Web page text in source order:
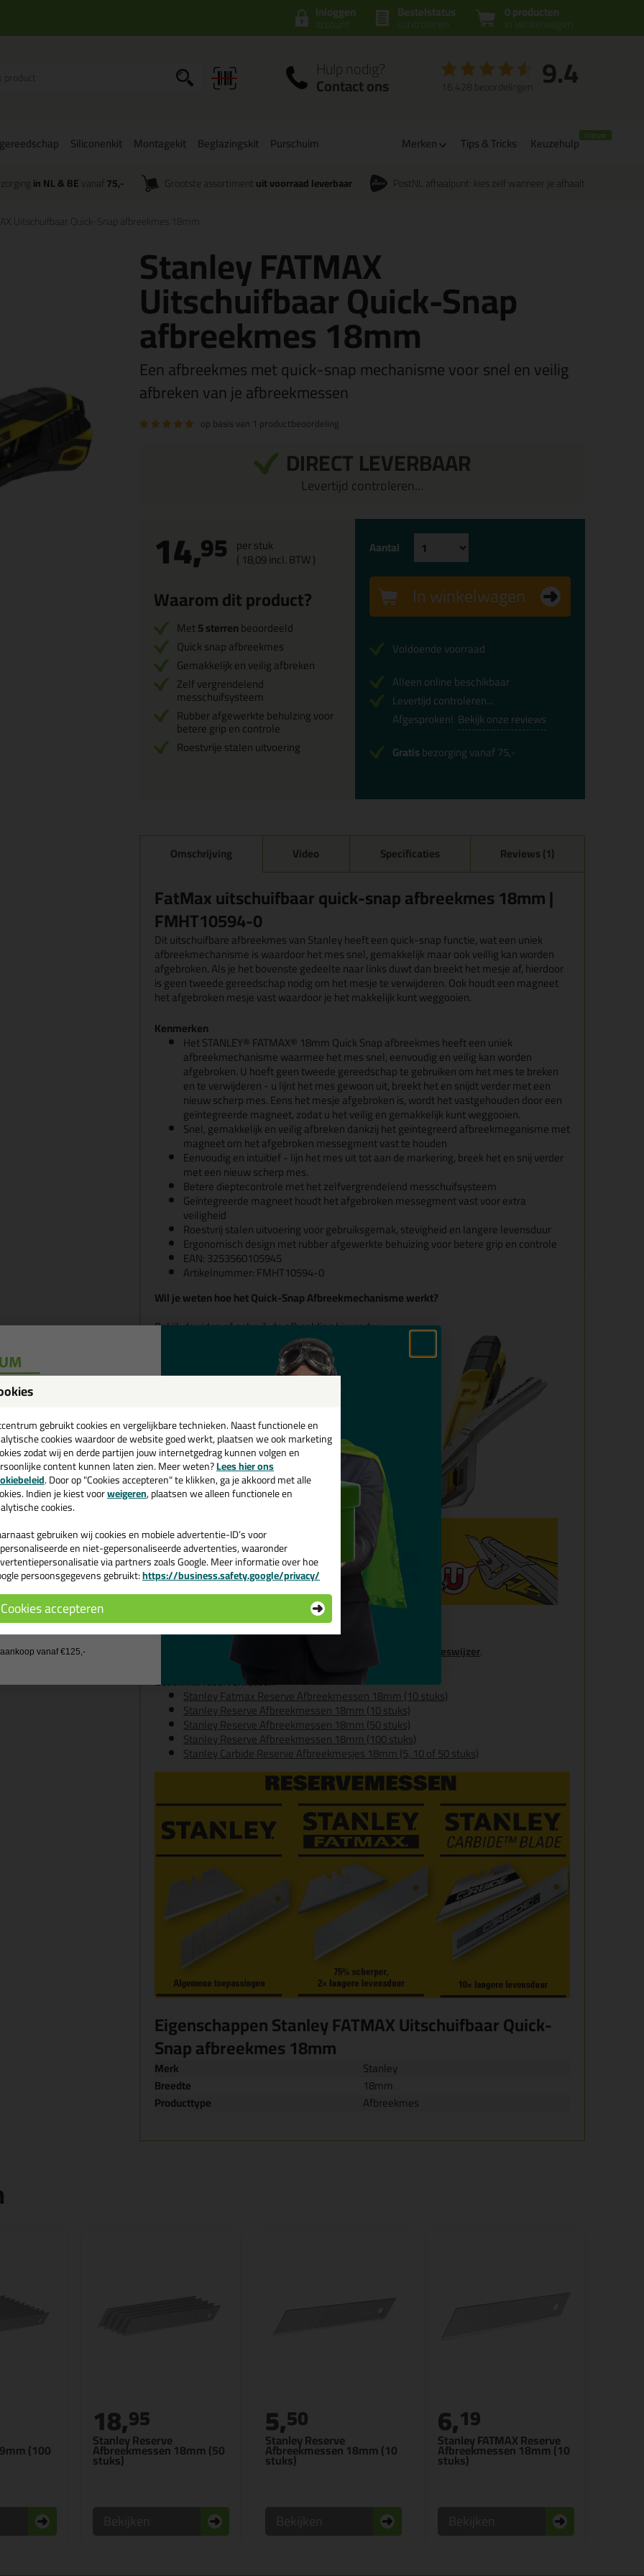
0 producten
in winkelwagen
Bestelstatus
controleren
Inloggen
account
Hulp nodig?
Contact ons 9.4
16.428 beoordelingen
Siliconenkit Montagekit Beglazingskit Purschuim Merken Tips & Tricks Keuzehulp
in NL & BEvanaf 75,- Grootste assortiment uit voorraad leverbaar PostNL afhaalpunt: kies zelf wanneer je afhaalt
Uitschuifbaar Quick-Snap afbreekmes 18mm
Stanley FATMAX
Uitschuifbaar Quick-Snap
afbreekmes 18mm
Een afbreekmes met quick-snap mechanisme voor snel en veilig
afbreken van je afbreekmessen
op basis van 1 productbeoordeling
DIRECT LEVERBAAR
Levertijd controleren...
14,95 per stuk
( 18,09incl. BTW )
Waarom dit product?
Met5 sterrenbeoordeeld
Quick snap afbreekmes
Gemakkelijk en veilig afbreken
Zelf vergrendelend
messchuifsysteem
Rubber afgewerkte behulzing voor
betere grip en controle
Roestvrije stalen uitvoering
Aantal
In winkelwagen
Voldoende voorraad
Alleen online beschikbaar
Levertijd controleren...
Afgesproken! Bekijk onze reviews
Gratisbezorging vanaf 75,-
Omschrijving Video Specificaties Reviews (1)
FatMax uitschuifbaar quick-snap afbreekmes 18mm |
FMHT10594-0
Dit uitschuifbare afbreekmes van Stanley heeft een quick-snap functie, wat een uniek
afbreekmechanisme is waardoor het mes snel, gemakkelijk maar ook veillig kan worden
afgebroken. Als je het bovenste gedeelte naar links duwt dan breekt het mesje af, hierdoor
is geen tweede gereedschap nodig om het mesje te verwijderen. Ook houdt een magneet
het afgebroken mesje vast waardoor je het makkelijk kunt weggooien.
Kenmerken
Het STANLEY® FATMAX® 18mm Quick Snap afbreekmes heeft een uniek
afbreekmechanisme waarmee het mes snel, eenvoudig en veilig kan worden
afgebroken. U hoeft geen tweede gereedschap te gebruiken om het mes te breken
en te verwijderen - u lijnt het mes gewoon uit, breekt het en snijdt verder met een
nieuw scherp mes. Eens het mesje afgebroken is, wordt het vastgehouden door een
geïntegreerde magneet, zodat u het veilig en gemakkelijk kunt weggooien.
Snel, gemakkelijk en veilig afbreken dankzij het geïntegreerd afbreekmeganisme met
magneet om het afgebroken messegment vast te houden
Eenvoudig en intuïtief - lijn het mes uit tot aan de markering, breek het en snij verder
met een nieuw scherp mes.
Betere dieptecontrole met het zelfvergrendelend messchuifsysteem
Geïntegreerde magneet houdt het afgebroken messegment vast voor extra
veiligheid
Roestvrij stalen uitvoering voor gebruiksgemak, stevigheid en langere levensduur
Ergonomisch design met rubber afgewerkte behuizing voor betere grip en controle
EAN: 3253560105945
Artikelnummer: FMHT10594-0
Wil je weten hoe het Quick-Snap Afbreekmechanisme werkt?
Bekijk de video of gebruik de afbeelding hieronder:
Welke Stanleymes heb ik nodig?
Vind de gepaste Stanleymes voor jouw toepassingen met de meswijzer.
Geschikte reservemessen
Stanley Fatmax Reserve Afbreekmessen 18mm (10 stuks)
Stanley Reserve Afbreekmessen 18mm (10 stuks)
Stanley Reserve Afbreekmessen 18mm (50 stuks)
Stanley Reserve Afbreekmessen 18mm (100 stuks)
Stanley Carbide Reserve Afbreekmesjes 18mm (5, 10 of 50 stuks)
Eigenschappen Stanley FATMAX Uitschuifbaar Quick-
Snap afbreekmes 18mm
Merk
Stanley
Breedte
18mm
Producttype
Afbreekmes
(100 Stanley Reserve
Afbreekmessen 18mm (50
stuks)
18,95
Stanley Reserve
Afbreekmessen 18mm (10
stuks)
5,50
Stanley FATMAX Reserve
Afbreekmessen 18mm (10
stuks)
6,19
gebruikt cookies en vergelijkbare technieken. Naast functionele en
cookies waardoor de website goed werkt, plaatsen we ook marketing
zodat wij en derde partijen jouw internetgedrag kunnen volgen en
content kunnen laten zien. Meer weten?Lees hier ons
. Door op "Cookies accepteren" te klikken, ga je akkoord met alle
Indien je kiest voorweigeren, plaatsen we alleen functionele en
cookies.
gebruiken wij cookies en mobiele advertentie-ID’s voor
en niet-gepersonaliseerde advertenties, waaronder
via partners zoals Google. Meer informatie over hoe
persoonsgegevens gebruikt:https://business.safety.google/privacy/
Cookies accepteren
💚
en ontvang een
€35,-bij je eerste bestelling!
de actiecode ›
geen cadeau
vanaf €125,-